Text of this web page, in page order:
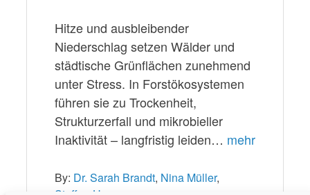
Hitze und ausbleibender
Niederschlag setzen Wälder und
städtische Grünflächen zunehmend
unter Stress. In Forstökosystemen
führen sie zu Trockenheit,
Strukturzerfall und mikrobieller
Inaktivität – langfristig leiden… mehr
By: Dr. Sarah Brandt, Nina Müller,